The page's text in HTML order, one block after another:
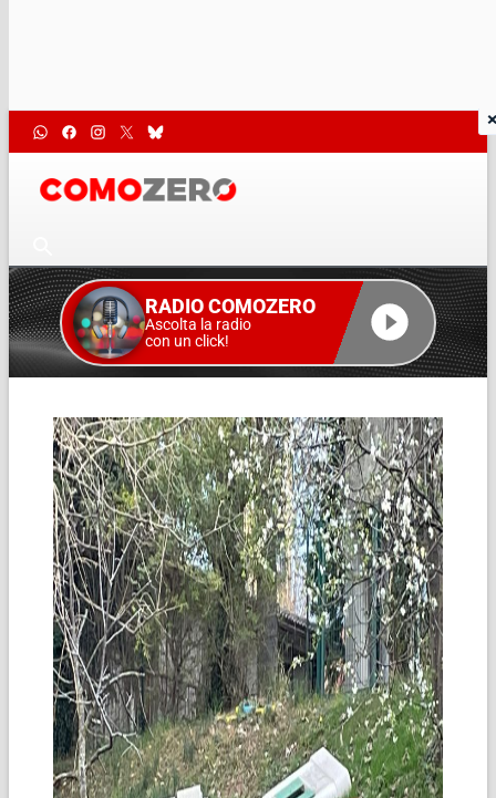
RADIO COMOZERO
Ascolta la radio
con un click!